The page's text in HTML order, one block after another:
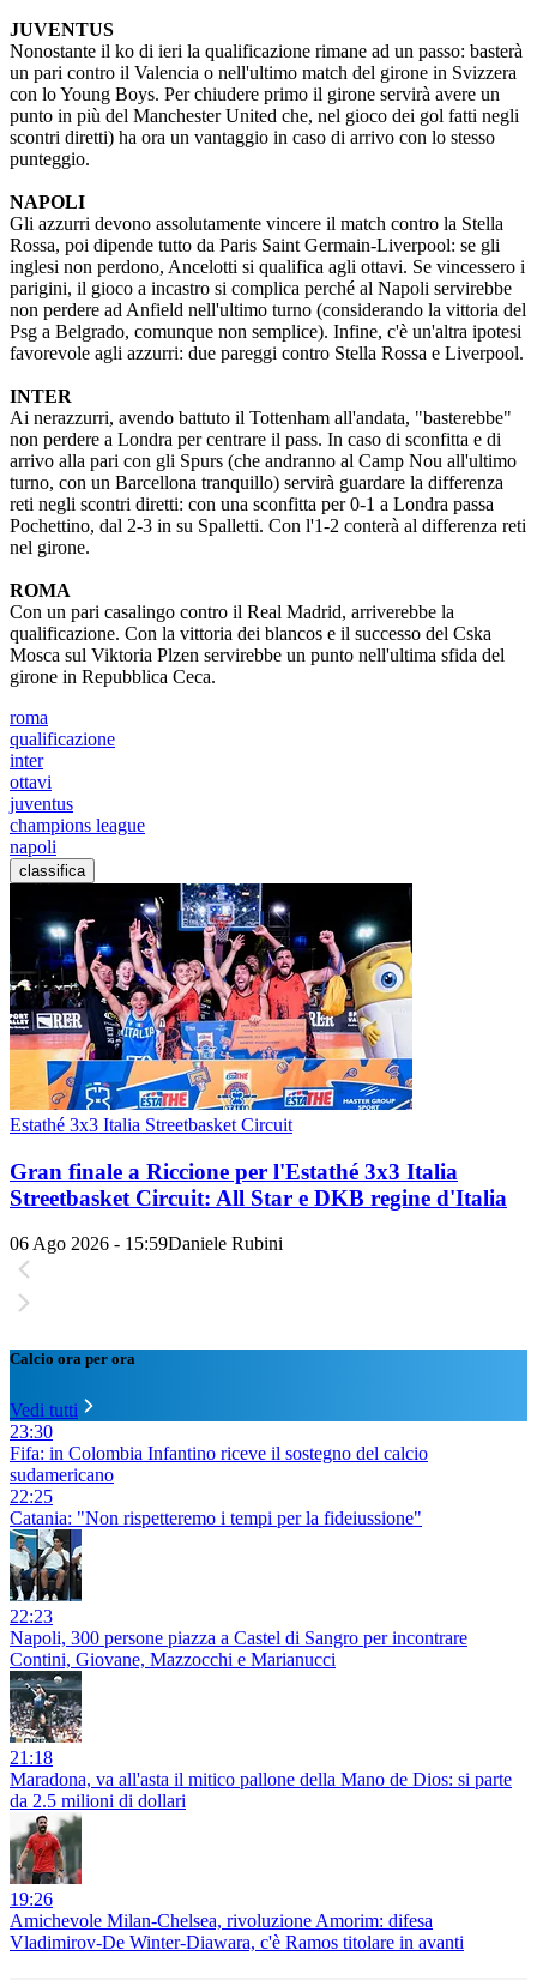
JUVENTUS
Nonostante il ko di ieri la qualificazione rimane ad un passo: basterà
un pari contro il Valencia o nell'ultimo match del girone in Svizzera
con lo Young Boys. Per chiudere primo il girone servirà avere un
punto in più del Manchester United che, nel gioco dei gol fatti negli
scontri diretti) ha ora un vantaggio in caso di arrivo con lo stesso
punteggio.
NAPOLI
Gli azzurri devono assolutamente vincere il match contro la Stella
Rossa, poi dipende tutto da Paris Saint Germain-Liverpool: se gli
inglesi non perdono, Ancelotti si qualifica agli ottavi. Se vincessero i
parigini, il gioco a incastro si complica perché al Napoli servirebbe
non perdere ad Anfield nell'ultimo turno (considerando la vittoria del
Psg a Belgrado, comunque non semplice). Infine, c'è un'altra ipotesi
favorevole agli azzurri: due pareggi contro Stella Rossa e Liverpool.
INTER
Ai nerazzurri, avendo battuto il Tottenham all'andata, "basterebbe"
non perdere a Londra per centrare il pass. In caso di sconfitta e di
arrivo alla pari con gli Spurs (che andranno al Camp Nou all'ultimo
turno, con un Barcellona tranquillo) servirà guardare la differenza
reti negli scontri diretti: con una sconfitta per 0-1 a Londra passa
Pochettino, dal 2-3 in su Spalletti. Con l'1-2 conterà al differenza reti
nel girone.
ROMA
Con un pari casalingo contro il Real Madrid, arriverebbe la
qualificazione. Con la vittoria dei blancos e il successo del Cska
Mosca sul Viktoria Plzen servirebbe un punto nell'ultima sfida del
girone in Repubblica Ceca.
roma
qualificazione
inter
ottavi
juventus
champions league
napoli
classifica
Estathé 3x3 Italia Streetbasket Circuit
Gran finale a Riccione per l'Estathé 3x3 Italia
Streetbasket Circuit: All Star e DKB regine d'Italia
06 Ago 2026 - 15:59Daniele Rubini
Calcio ora per ora
Vedi tutti
23:30
Fifa: in Colombia Infantino riceve il sostegno del calcio
sudamericano
22:25
Catania: "Non rispetteremo i tempi per la fideiussione"
22:23
Napoli, 300 persone piazza a Castel di Sangro per incontrare
Contini, Giovane, Mazzocchi e Marianucci
21:18
Maradona, va all'asta il mitico pallone della Mano de Dios: si parte
da 2.5 milioni di dollari
19:26
Amichevole Milan-Chelsea, rivoluzione Amorim: difesa
Vladimirov-De Winter-Diawara, c'è Ramos titolare in avanti